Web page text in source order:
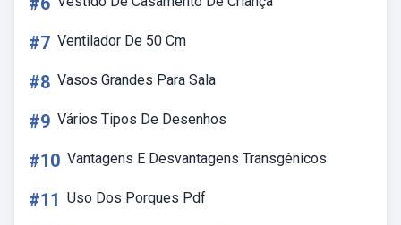
#7 Ventilador De 50 Cm
#8 Vasos Grandes Para Sala
#9 Vários Tipos De Desenhos
#10 Vantagens E Desvantagens Transgênicos
#11 Uso Dos Porques Pdf